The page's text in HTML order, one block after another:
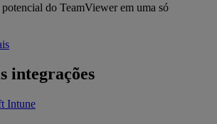
do TeamViewer em uma só
integrações
Intune